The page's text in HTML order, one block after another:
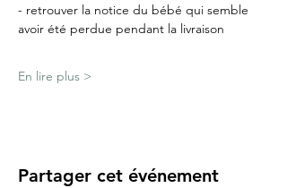
- retrouver la notice du bébé qui semble
avoir été perdue pendant la livraison
En lire plus >
Partager cet événement